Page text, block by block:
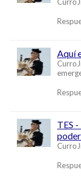
Aquí
TES